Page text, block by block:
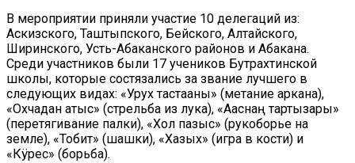
В мероприятии приняли участие 10 делегаций из:
Аскизского, Таштыпского, Бейского, Алтайского,
Ширинского, Усть-Абаканского районов и Абакана.
Среди участников были 17 учеников Бутрахтинской
школы, которые состязались за звание лучшего в
следующих видах: «Урух тастааны» (метание аркана),
«Охчадан атыс» (стрельба из лука), «Ағаснаң тартызары»
(перетягивание палки), «Хол пазыс» (рукоборье на
земле), «Тобит» (шашки), «Хазых» (игра в кости) и
«Кÿрес» (борьба).